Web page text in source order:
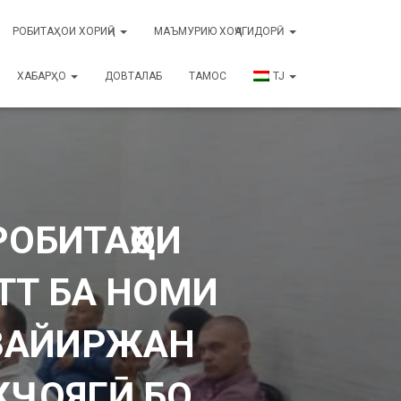
РОБИТАҲОИ ХОРИҶӢ МАЪМУРИЮ ХОҶАГИДОРӢ
ХАБАРҲО ДОВТАЛАБ ТАМОС TJ
БА НОМИ